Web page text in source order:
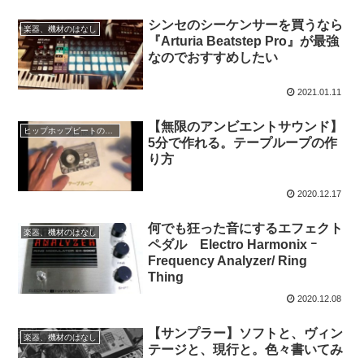
楽器、機材のはなし
シンセのシーケンサーを買うなら
『Arturia Beatstep Pro』が最強
なのでおすすめしたい
2021.01.11
【無限のアンビエントサウンド】
5分で作れる。テープループの作
り方
2020.12.17
楽器、機材のはなし
何でも狂った音にするエフェクト
ペダル Electro Harmonix ｰ
Frequency Analyzer/ Ring
Thing
2020.12.08
楽器、機材のはなし
【サンプラー】ソフトと、ヴィン
テージと、現行と。色々書いてみ